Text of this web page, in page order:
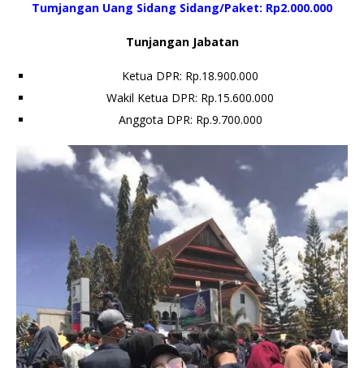
Tumjangan Uang Sidang Sidang/Paket: Rp2.000.000
Tunjangan Jabatan
Ketua DPR: Rp.18.900.000
Wakil Ketua DPR: Rp.15.600.000
Anggota DPR: Rp.9.700.000